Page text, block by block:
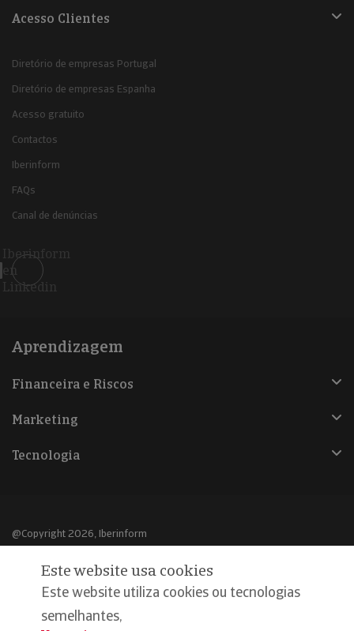
Acesso Clientes
Diretório de empresas Portugal
Diretório de empresas Espanha
Acesso gratuito
Contactos
Iberinform
FAQs
Canal de denúncias
Iberinform
en
Linkedin
Aprendizagem
Financeira e Riscos
Marketing
Tecnologia
@Copyright 2026, Iberinform
Aviso legal
Política de cookies
Declaração de privacidade
Este website usa cookies
Este website utiliza cookies ou tecnologias
semelhantes,